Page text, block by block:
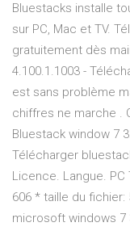
Bluestacks installe
sur PC, Mac et TV.
gratuitement dès
4.100.1.1003 -
est sans problème
chiffres ne marche .
Bluestack window 7
Télécharger
Licence. Langue. PC
606 * taille du
microsoft windows 7